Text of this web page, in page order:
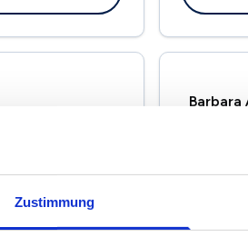
Zustimmung
Barbara